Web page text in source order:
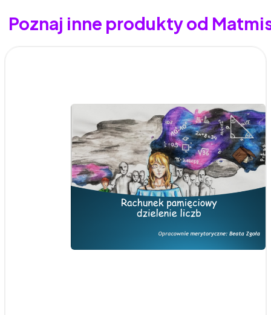
Poznaj inne produkty od